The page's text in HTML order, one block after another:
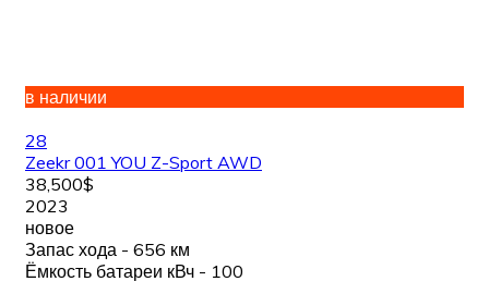
в наличии
28
Zeekr 001 YOU Z-Sport AWD
38,500$
2023
новое
Запас хода - 656 км
Ёмкость батареи кВч - 100